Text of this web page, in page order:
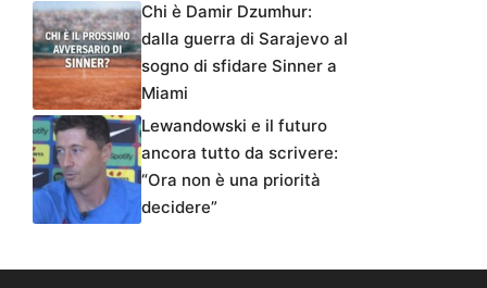
Chi è Damir Dzumhur:
dalla guerra di Sarajevo al
sogno di sfidare Sinner a
Miami
Lewandowski e il futuro
ancora tutto da scrivere:
“Ora non è una priorità
decidere”